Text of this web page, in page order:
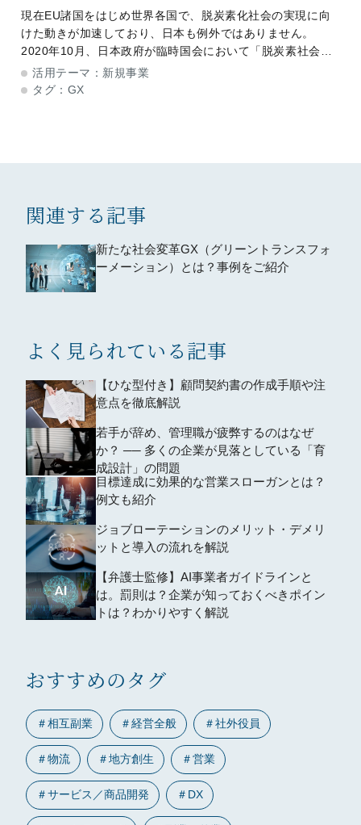
現在EU諸国をはじめ世界各国で、脱炭素化社会の実現に向
けた動きが加速しており、日本も例外ではありません。
2020年10月、日本政府が臨時国会において「脱炭素社会の
実現を目指す」と宣言して以降、GX（グリーントランスフ
ォーメーション）という言葉が市場で注目を
活用テーマ： 新規事業
タグ： GX
関連する記事
新たな社会変革GX（グリーントランスフォ
ーメーション）とは？事例をご紹介
よく見られている記事
【ひな型付き】顧問契約書の作成手順や注
意点を徹底解説
若手が辞め、管理職が疲弊するのはなぜ
か？ ── 多くの企業が見落としている「育
成設計」の問題
目標達成に効果的な営業スローガンとは？
例文も紹介
ジョブローテーションのメリット・デメリ
ットと導入の流れを解説
【弁護士監修】AI事業者ガイドラインと
は。罰則は？企業が知っておくべきポイン
トは？わかりやすく解説
おすすめのタグ
＃相互副業 ＃経営全般 ＃社外役員
＃物流 ＃地方創生 ＃営業
＃サービス／商品開発 ＃ DX